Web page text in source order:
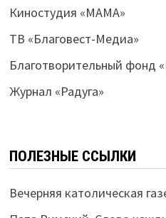
Киностудия «МАМА»
ТВ «Благовест-Медиа»
Благотворительный фонд
Журнал «Радуга»
ПОЛЕЗНЫЕ ССЫЛКИ
Вечерняя католическая